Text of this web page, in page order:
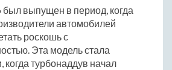
выпущен в период, когда
автомобилей
роскошь с
Эта модель стала
турбонаддув начал